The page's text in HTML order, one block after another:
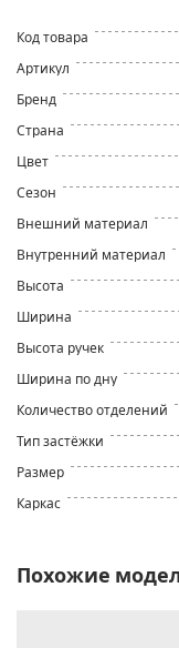
Код товара
Артикул
Бренд
Страна
Цвет
Сезон
Внешний материал
Внутренний материал
Высота
Ширина
Высота ручек
Ширина по дну
Количество отделений
Тип застёжки
Размер
Каркас
Похожие